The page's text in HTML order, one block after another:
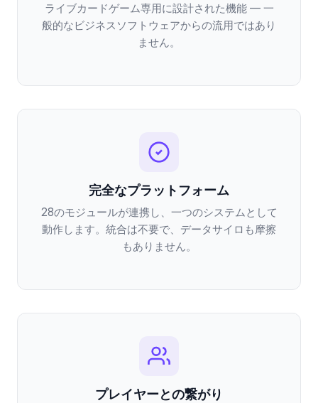
ライブカードゲーム専用に設計された機能 — 一
般的なビジネスソフトウェアからの流用ではあり
ません。
完全なプラットフォーム
28のモジュールが連携し、一つのシステムとして
動作します。統合は不要で、データサイロも摩擦
もありません。
プレイヤーとの繋がり